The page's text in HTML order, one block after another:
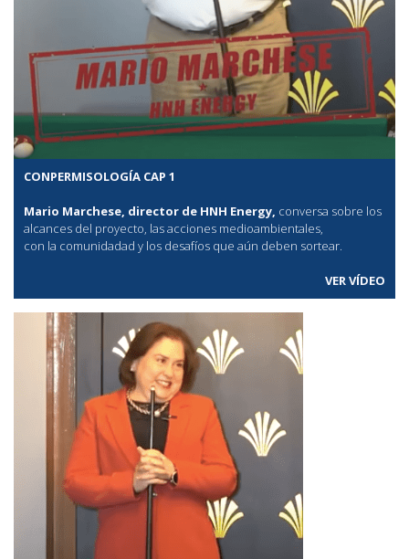
CONPERMISOLOGÍA CAP 1
Mario Marchese, director de HNH Energy, conversa sobre los
alcances del proyecto, las acciones medioambientales,
con la comunidadad y los desafíos que aún deben sortear.
VER VÍDEO